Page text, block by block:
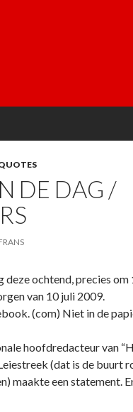
DE DAG /
deze ochtend, precies om
van 10 juli 2009.
(com) Niet in de
hoofdredacteur van
(dat is de buurt
maakte een statement.